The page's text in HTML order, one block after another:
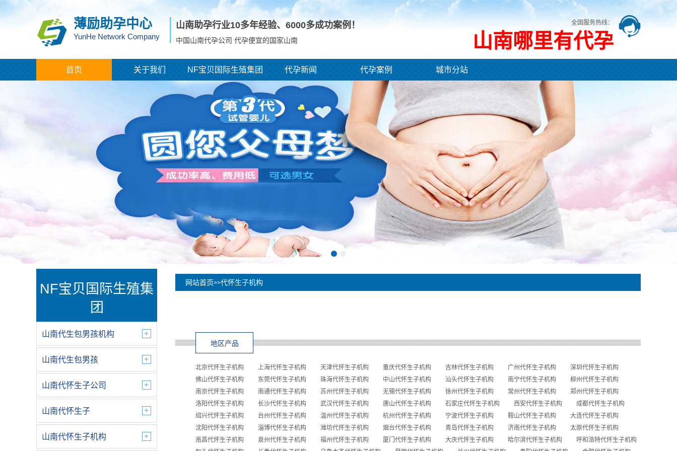
薄励助孕中心
YunHe Network Company
山南助孕行业10多年经验、 6000多成功案例！
中国山南代孕公司 代孕便宜的国家山南
全国服务热线：
山南哪里有代孕
首页 关于我们 NF宝贝国际生殖集团 代孕新闻 代孕案例 城市分站
NF宝贝国际生殖集
团
山南代生包男孩机构
山南代生包男孩
山南代怀生子公司
山南代怀生子
山南代怀生子机构
网站首页>>代怀生子机构
地区产品
北京代怀生子机构 上海代怀生子机构 天津代怀生子机构 重庆代怀生子机构 吉林代怀生子机构 广州代怀生子机构
深圳代怀生子机构
佛山代怀生子机构
东莞代怀生子机构 珠海代怀生子机构 中山代怀生子机构 汕头代怀生子机构 南宁代怀生子机构
柳州代怀生子机构
南京代怀生子机构
南通代怀生子机构 苏州代怀生子机构 无锡代怀生子机构 徐州代怀生子机构 常州代怀生子机构
郑州代怀生子机构
洛阳代怀生子机构
长沙代怀生子机构 武汉代怀生子机构 唐山代怀生子机构 石家庄代怀生子机构 西安代怀生子机构
成都代怀生子机构
绍兴代怀生子机构
台州代怀生子机构 温州代怀生子机构 杭州代怀生子机构 宁波代怀生子机构 鞍山代怀生子机构
大连代怀生子机构
沈阳代怀生子机构
淄博代怀生子机构 潍坊代怀生子机构 烟台代怀生子机构 青岛代怀生子机构 济南代怀生子机构
太原代怀生子机构
南昌代怀生子机构
泉州代怀生子机构 福州代怀生子机构 厦门代怀生子机构 大庆代怀生子机构 哈尔滨代怀生子机构
呼和浩特代怀生子机构